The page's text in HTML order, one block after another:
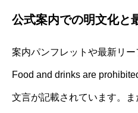
公式案内での明文化と
案内パンフレットや最新リ
Food and drinks are
文言が記載されています。